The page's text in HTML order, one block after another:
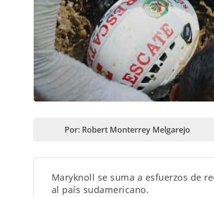
Por: Robert Monterrey Melgarejo
Maryknoll se suma a esfuerzos de
al país sudamericano.